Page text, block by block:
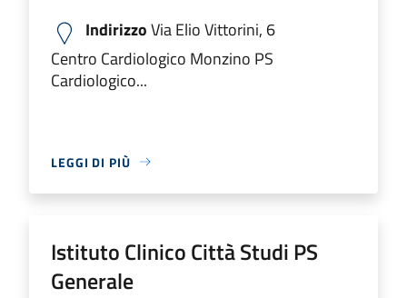
IndirizzoVia Elio Vittorini, 6
Centro Cardiologico Monzino PS
Cardiologico...
LEGGI DI PIÙ
Istituto Clinico Città Studi PS
Generale